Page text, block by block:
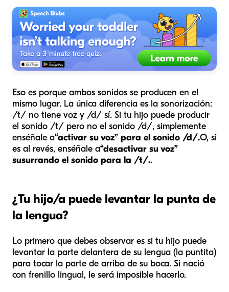
Eso es porque ambos sonidos se producen en el
mismo lugar. La única diferencia es la sonorización:
/t/ no tiene voz y /d/ sí. Si tu hijo puede producir
el sonido /t/ pero no el sonido /d/, simplemente
enséñale a“activar su voz” para el sonido /d/.O, si
es al revés, enséñale a“desactivar su voz”
susurrando el sonido para la /t/..
¿Tu hijo/a puede levantar la punta de
la lengua?
Lo primero que debes observar es si tu hijo puede
levantar la parte delantera de su lengua (la puntita)
para tocar la parte de arriba de su boca. Si nació
con frenillo lingual, le será imposible hacerlo.